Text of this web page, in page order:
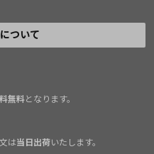
ついて
無料となります。
は当日出荷いたします。